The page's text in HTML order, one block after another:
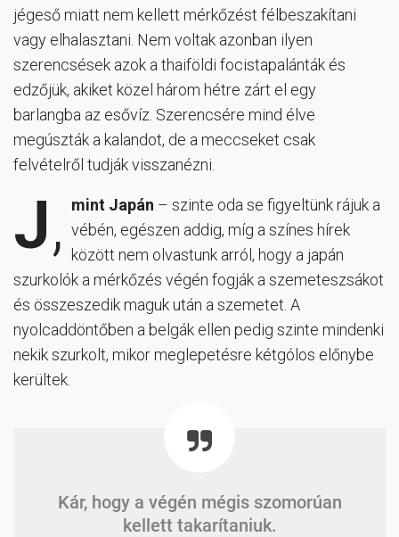
jégeső miatt nem kellett mérkőzést félbeszakítani
vagy elhalasztani. Nem voltak azonban ilyen
szerencsések azok a thaiföldi focistapalánták és
edzőjük, akiket közel három hétre zárt el egy
barlangba az esővíz. Szerencsére mind élve
megúszták a kalandot, de a meccseket csak
felvételről tudják visszanézni.
J, mint Japán – szinte oda se figyeltünk rájuk a
vébén, egészen addig, míg a színes hírek
között nem olvastunk arról, hogy a japán
szurkolók a mérkőzés végén fogják a szemeteszsákot
és összeszedik maguk után a szemetet. A
nyolcaddöntőben a belgák ellen pedig szinte mindenki
nekik szurkolt, mikor meglepetésre kétgólos előnybe
kerültek.
Kár, hogy a végén mégis szomorúan
kellett takarítaniuk.